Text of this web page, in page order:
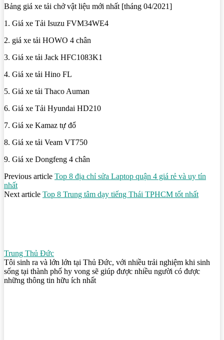
Bảng giá xe tải chở vật liệu mới nhất [tháng 04/2021]
1. Giá xe Tải Isuzu FVM34WE4
2. giá xe tải HOWO 4 chân
3. Giá xe tải Jack HFC1083K1
4. Giá xe tải Hino FL
5. Giá xe tải Thaco Auman
6. Giá xe Tải Hyundai HD210
7. Giá xe Kamaz tự đổ
8. Giá xe tải Veam VT750
9. Giá xe Dongfeng 4 chân
Previous article Top 8 địa chỉ sửa Laptop quận 4 giá rẻ và uy tín
nhất
Next article Top 8 Trung tâm dạy tiếng Thái TPHCM tốt nhất
Trung Thủ Đức
Tôi sinh ra và lớn lớn tại Thủ Đức, với nhiều trải nghiệm khi sinh
sống tại thành phố hy vong sẽ giúp được nhiều người có được
những thông tin hữu ích nhất